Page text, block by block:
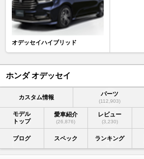
オデッセイハイブリッド
ホンダ オデッセイ
カスタム情報 パーツ
(112,903)
モデル
トップ
愛車紹介
(26,876)
レビュー
(3,230)
ブログ スペック ランキング